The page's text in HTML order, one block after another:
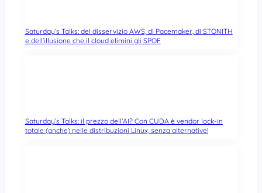
Saturday’s Talks: del disservizio AWS, di Pacemaker, di STONITH
e dell’illusione che il cloud elimini gli SPOF
Saturday’s Talks: il prezzo dell’AI? Con CUDA è vendor lock-in
totale (anche) nelle distribuzioni Linux, senza alternative!